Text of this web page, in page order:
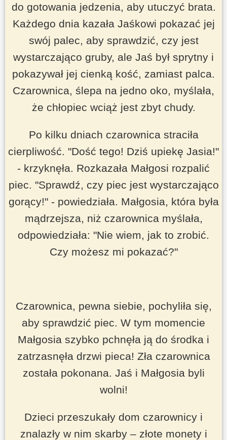
do gotowania jedzenia, aby utuczyć brata.
Każdego dnia kazała Jaśkowi pokazać jej
swój palec, aby sprawdzić, czy jest
wystarczająco gruby, ale Jaś był sprytny i
pokazywał jej cienką kość, zamiast palca.
Czarownica, ślepa na jedno oko, myślała,
że chłopiec wciąż jest zbyt chudy.
Po kilku dniach czarownica straciła
cierpliwość. "Dość tego! Dziś upiekę Jasia!"
- krzyknęła. Rozkazała Małgosi rozpalić
piec. "Sprawdź, czy piec jest wystarczająco
gorący!"- powiedziała. Małgosia, która była
mądrzejsza, niż czarownica myślała,
odpowiedziała: "Nie wiem, jak to zrobić.
Czy możesz mi pokazać?"
Czarownica, pewna siebie, pochyliła się,
aby sprawdzić piec. W tym momencie
Małgosia szybko pchnęła ją do środka i
zatrzasnęła drzwi pieca! Zła czarownica
została pokonana. Jaś i Małgosia byli
wolni!
Dzieci przeszukały dom czarownicy i
znalazły w nim skarby– złote monety i